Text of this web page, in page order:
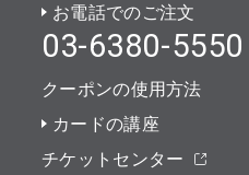
お電話でのご注文
03-6380-5550
クーポンの使用方法
カードの講座
チケットセンター